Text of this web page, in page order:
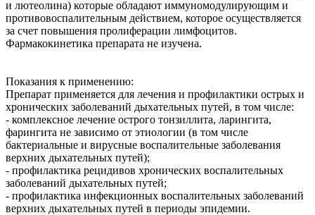
и лютеолина) которые обладают иммуномодулирующим и
противовоспалительным действием, которое осуществляется
за счет повышения пролиферации лимфоцитов.
Фармакокинетика препарата не изучена.
Показания к применению:
Препарат применяется для лечения и профилактики острых и
хронических заболеваний дыхательных путей, в том числе:
- комплексное лечение острого тонзиллита, ларингита,
фарингита не зависимо от этиологии (в том числе
бактериальные и вирусные воспалительные заболевания
верхних дыхательных путей);
- профилактика рецидивов хронических воспалительных
заболеваний дыхательных путей;
- профилактика инфекционных воспалительных заболеваний
верхних дыхательных путей в периоды эпидемии.